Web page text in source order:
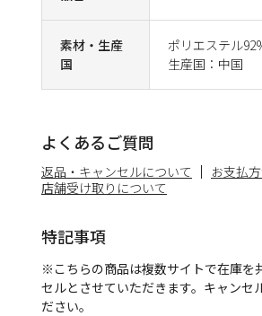
素材・生産
国
ポリエステル
生産国：中国
よくあるご質問
返品・キャンセルについて お支払
店舗受け取りについて
特記事項
※こちらの商品は複数サイトで在庫を
セルとさせていただきます。キャンセ
ださい。